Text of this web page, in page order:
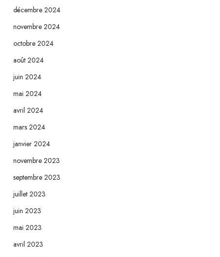
décembre 2024
novembre 2024
octobre 2024
août 2024
juin 2024
mai 2024
avril 2024
mars 2024
janvier 2024
novembre 2023
septembre 2023
juillet 2023
juin 2023
mai 2023
avril 2023